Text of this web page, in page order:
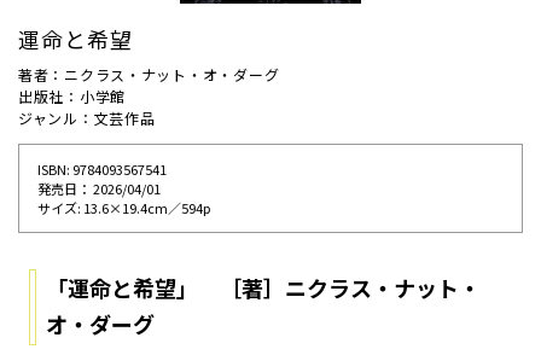
運命と希望
著者：ニクラス・ナット・オ・ダーグ
出版社：小学館
ジャンル：文芸作品
ISBN: 9784093567541
発売⽇： 2026/04/01
サイズ: 13.6×19.4cm／594p
「運命と希望」 ［著］ニクラス・ナット・
オ・ダーグ